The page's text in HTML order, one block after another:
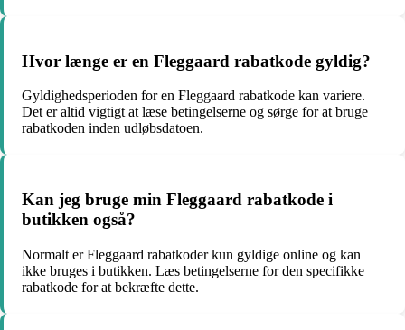
Hvor længe er en Fleggaard rabatkode gyldig?
Gyldighedsperioden for en Fleggaard rabatkode kan variere.
Det er altid vigtigt at læse betingelserne og sørge for at bruge
rabatkoden inden udløbsdatoen.
Kan jeg bruge min Fleggaard rabatkode i
butikken også?
Normalt er Fleggaard rabatkoder kun gyldige online og kan
ikke bruges i butikken. Læs betingelserne for den specifikke
rabatkode for at bekræfte dette.